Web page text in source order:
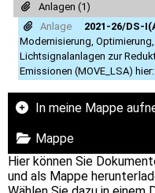
Anlagen (1)
Anlage
2021-26/DS-
Modernisierung,
Lichtsignalanlagen zur
Emissionen (MOVE_LSA)
In meine Mappe
Mappe
Hier können Sie
und als Mappe